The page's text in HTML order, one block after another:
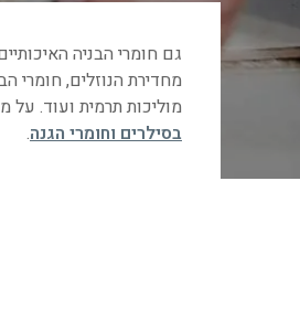
גם חומרי הבניה
מחדירת הנוזלים, חומרי
מוליכות תרמית ועוד. על
בסילרים וחומרי הגנה.